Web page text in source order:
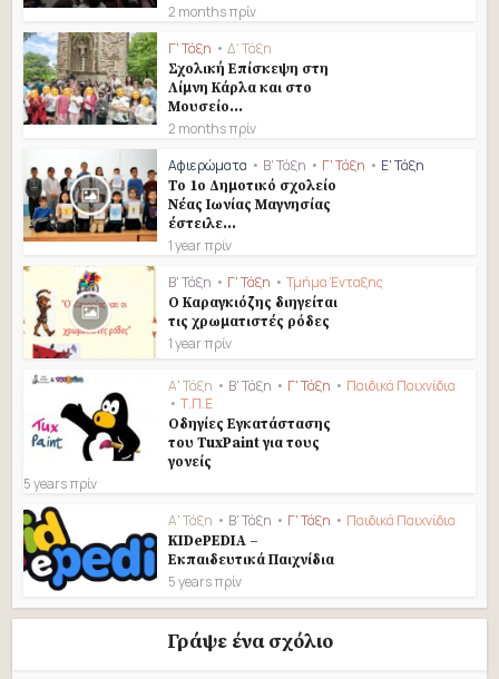
2 months πρίν
Γ' Τάξη • Δ' Τάξη
Σχολική Επίσκεψη στη
Λίμνη Κάρλα και στο
Μουσείο...
2 months πρίν
Αφιερώματα • Β' Τάξη • Γ' Τάξη • Ε' Τάξη
Το 1ο Δημοτικό σχολείο
Νέας Ιωνίας Μαγνησίας
έστειλε...
1 year πρίν
Β' Τάξη • Γ' Τάξη • Τμήμα Ένταξης
Ο Καραγκιόζης διηγείται
τις χρωματιστές ρόδες
1 year πρίν
Α' Τάξη • Β' Τάξη • Γ' Τάξη • Παιδικά Παιχνίδια
• Τ.Π.Ε
Οδηγίες Εγκατάστασης
του TuxPaint για τους
γονείς
5 years πρίν
Α' Τάξη • Β' Τάξη • Γ' Τάξη • Παιδικά Παιχνίδια
KIDePEDIA –
Εκπαιδευτικά Παιχνίδια
5 years πρίν
Γράψε ένα σχόλιο